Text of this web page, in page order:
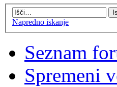
Napredno iskanje
Seznam
Spremeni